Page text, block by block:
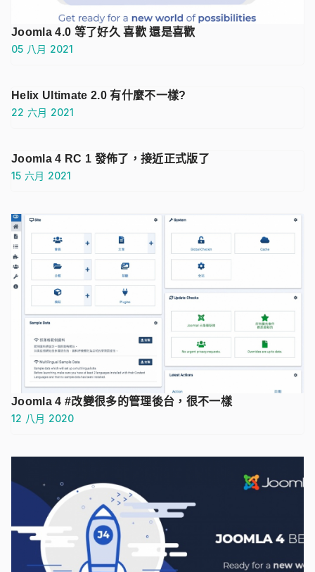
Joomla 4.0 等了好久 喜歡 還是喜歡
05 八月 2021
Helix Ultimate 2.0 有什麼不一樣?
22 六月 2021
Joomla 4 RC 1 發佈了，接近正式版了
15 六月 2021
Joomla 4 #改變很多的管理後台，很不一樣
12 八月 2020